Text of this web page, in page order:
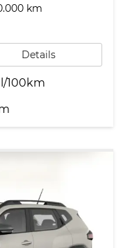
km
Details
100km